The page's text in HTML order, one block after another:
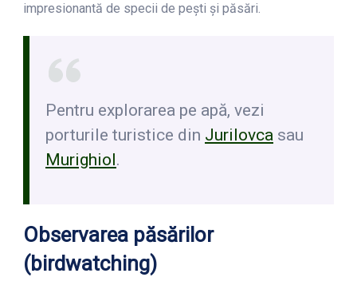
impresionantă de specii de pești și păsări.
Pentru explorarea pe apă, vezi
porturile turistice din Jurilovca sau
Murighiol.
Observarea păsărilor
(birdwatching)